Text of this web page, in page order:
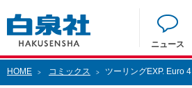
ニュース
HOME > コミックス > ツーリングEXP. Euro 4